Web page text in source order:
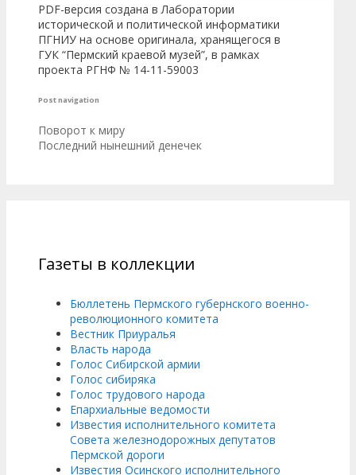
PDF-версия создана в Лаборатории
исторической и политической информатики
ПГНИУ на основе оригинала, хранящегося в
ГУК “Пермский краевой музей”, в рамках
проекта РГНФ № 14-11-59003
Post navigation
Поворот к миру
Последний нынешний денечек
Газеты в коллекции
Бюллетень Пермского губернского военно-
революционного комитета
Вестник Приуралья
Власть народа
Голос Сибирской армии
Голос сибиряка
Голос трудового народа
Епархиальные ведомости
Известия исполнительного комитета
Совета железнодорожных депутатов
Пермской дороги
Известия Осинского исполнительного